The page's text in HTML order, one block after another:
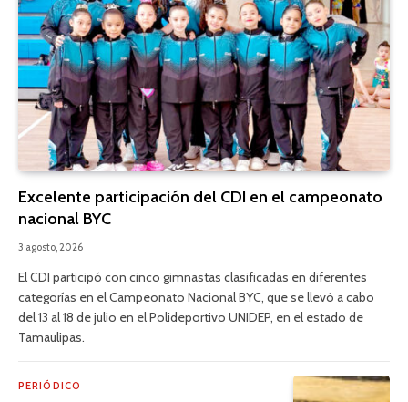
Excelente participación del CDI en el campeonato
nacional BYC
3 agosto, 2026
El CDI participó con cinco gimnastas clasificadas en diferentes
categorías en el Campeonato Nacional BYC, que se llevó a cabo
del 13 al 18 de julio en el Polideportivo UNIDEP, en el estado de
Tamaulipas.
PERIÓDICO